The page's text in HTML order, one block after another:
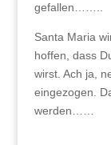
gefallen……..
Santa Maria
hoffen, dass
wirst. Ach ja,
eingezogen.
werden……